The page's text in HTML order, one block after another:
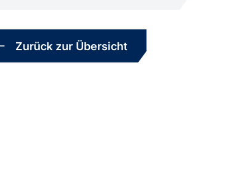
Zurück zur Übersicht